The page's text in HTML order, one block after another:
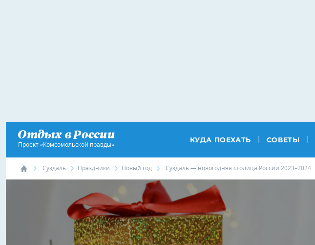
Проект «Комсомольской правды»
КУДА ПОЕХАТЬ СОВЕТЫ
Суздаль Праздники Новый год Суздаль — новогодняя столица России 2023–2024